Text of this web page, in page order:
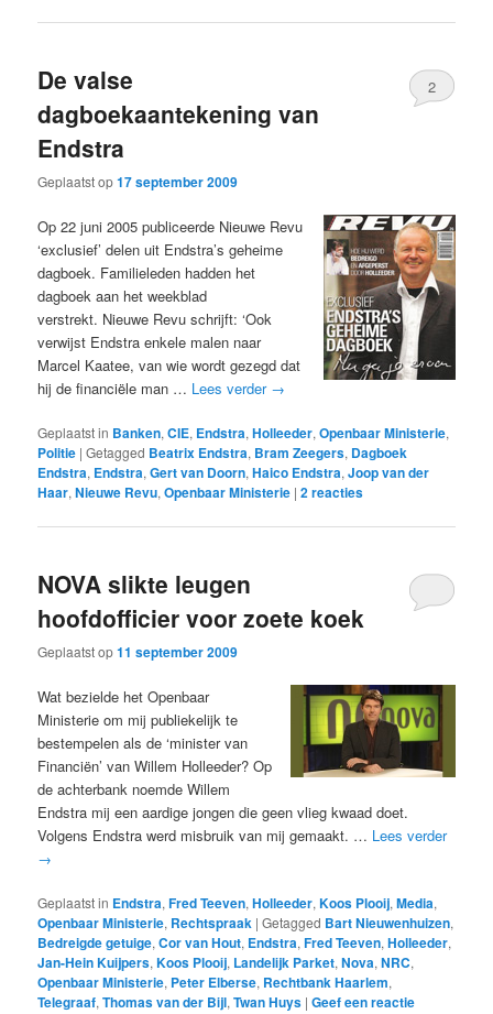
De valse
dagboekaantekening van
Endstra
Geplaatst op17 september 2009
2
Op 22 juni 2005 publiceerde Nieuwe Revu
‘exclusief’ delen uit Endstra’s geheime
dagboek. Familieleden hadden het
dagboek aan het weekblad
verstrekt. Nieuwe Revu schrijft: ‘Ook
verwijst Endstra enkele malen naar
Marcel Kaatee, van wie wordt gezegd dat
hij de financiële man … Lees verder →
Geplaatst in Banken,CIE, Endstra,Holleeder,Openbaar Ministerie,
Politie |Getagged Beatrix Endstra, Bram Zeegers, Dagboek
Endstra, Endstra,Gert van Doorn,Haico Endstra,Joop van der
Haar,Nieuwe Revu,Openbaar Ministerie |2reacties
NOVA slikte leugen
hoofdofficier voor zoete koek
Geplaatst op11 september 2009
Wat bezielde het Openbaar
Ministerie om mij publiekelijk te
bestempelen als de ‘minister van
Financiën’ van Willem Holleeder? Op
de achterbank noemde Willem
Endstra mij een aardige jongen die geen vlieg kwaad doet.
Volgens Endstra werd misbruik van mij gemaakt. … Lees verder
→
Geplaatst in Endstra,Fred Teeven,Holleeder,Koos Plooij,Media,
Openbaar Ministerie, Rechtspraak |Getagged Bart Nieuwenhuizen,
Bedreigde getuige,Cor van Hout, Endstra,Fred Teeven,Holleeder,
Jan-Hein Kuijpers,Koos Plooij, Landelijk Parket,Nova,NRC,
Openbaar Ministerie, Peter Elberse, Rechtbank Haarlem,
Telegraaf,Thomas van der Bijl,Twan Huys |Geef een reactie